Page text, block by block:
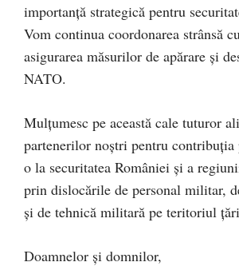
importanță strategică pentru
Vom continua coordonarea strânsă
asigurarea măsurilor de apărare și
NATO.
Mulțumesc pe această cale tuturor
partenerilor noștri pentru contribuția
o la securitatea României și a
prin dislocările de personal militar,
și de tehnică militară pe teritoriul
Doamnelor și domnilor,